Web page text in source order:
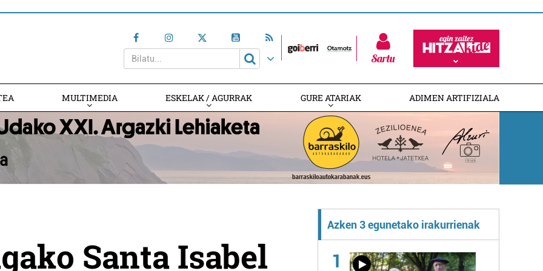
Sartu
MULTIMEDIA ESKELAK / AGURRAK GURE ATARIAK ADIMEN ARTIFIZIALA
Santa Isabel
Azken 3 egunetako irakurrienak
1